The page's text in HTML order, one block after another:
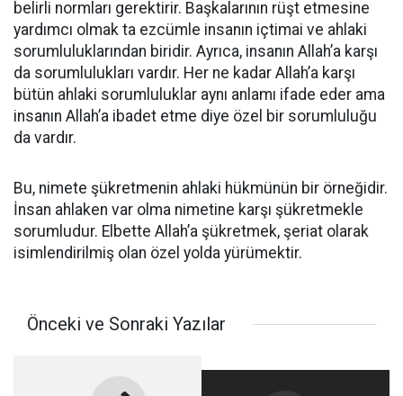
belirli normları gerektirir. Başkalarının rüşt etmesine
yardımcı olmak ta ezcümle insanın içtimai ve ahlaki
sorumluluklarından biridir. Ayrıca, insanın Allah’a karşı
da sorumlulukları vardır. Her ne kadar Allah’a karşı
bütün ahlaki sorumluluklar aynı anlamı ifade eder ama
insanın Allah’a ibadet etme diye özel bir sorumluluğu
da vardır.
Bu, nimete şükretmenin ahlaki hükmünün bir örneğidir.
İnsan ahlaken var olma nimetine karşı şükretmekle
sorumludur. Elbette Allah’a şükretmek, şeriat olarak
isimlendirilmiş olan özel yolda yürümektir.
Önceki ve Sonraki Yazılar